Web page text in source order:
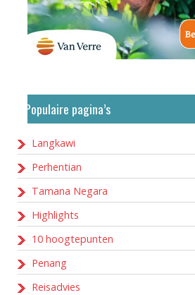
Populaire pagina’s
Langkawi
Perhentian
Tamana Negara
Highlights
10 hoogtepunten
Penang
Reisadvies